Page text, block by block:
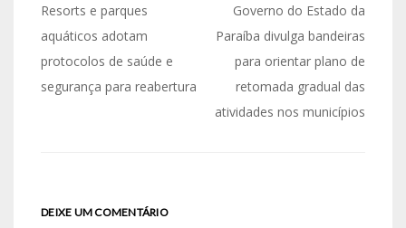
Resorts e parques
aquáticos adotam
protocolos de saúde e
segurança para reabertura
Governo do Estado da
Paraíba divulga bandeiras
para orientar plano de
retomada gradual das
atividades nos municípios
DEIXE UM COMENTÁRIO